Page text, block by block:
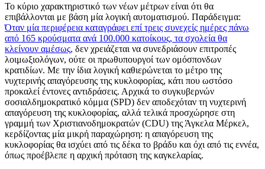
Το κύριο χαρακτηριστικό των νέων μέτρων είναι ότι θα
επιβάλλονται με βάση μία λογική αυτοματισμού. Παράδειγμα:
Όταν μία περιφέρεια καταγράφει επί τρεις συνεχείς ημέρες πάνω
από 165 κρούσματα ανά 100.000 κατοίκους, τα σχολεία θα
κλείνουν αμέσως, δεν χρειάζεται να συνεδριάσουν επιτροπές
λοιμωξιολόγων, ούτε οι πρωθυπουργοί των ομόσπονδων
κρατιδίων. Με την ίδια λογική καθιερώνεται το μέτρο της
νυχτερινής απαγόρευσης της κυκλοφορίας, κάτι που ωστόσο
προκαλεί έντονες αντιδράσεις. Αρχικά το συγκυβερνών
σοσιαλδημοκρατικό κόμμα (SPD) δεν αποδεχόταν τη νυχτερινή
απαγόρευση της κυκλοφορίας, αλλά τελικά προσχώρησε στη
γραμμή των Χριστιανοδημοκρατών (CDU) της Άγκελα Μέρκελ,
κερδίζοντας μία μικρή παραχώρηση: η απαγόρευση της
κυκλοφορίας θα ισχύει από τις δέκα το βράδυ και όχι από τις εννέα,
όπως προέβλεπε η αρχική πρόταση της καγκελαρίας.